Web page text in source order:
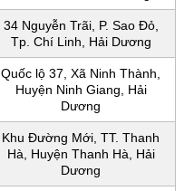
34 Nguyễn Trãi, P. Sao Đỏ,
Tp. Chí Linh, Hải Dương
Quốc lộ 37, Xã Ninh Thành,
Huyện Ninh Giang, Hải
Dương
Khu Đường Mới, TT. Thanh
Hà, Huyện Thanh Hà, Hải
Dương